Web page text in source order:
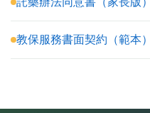
教保服務書面契約（範本